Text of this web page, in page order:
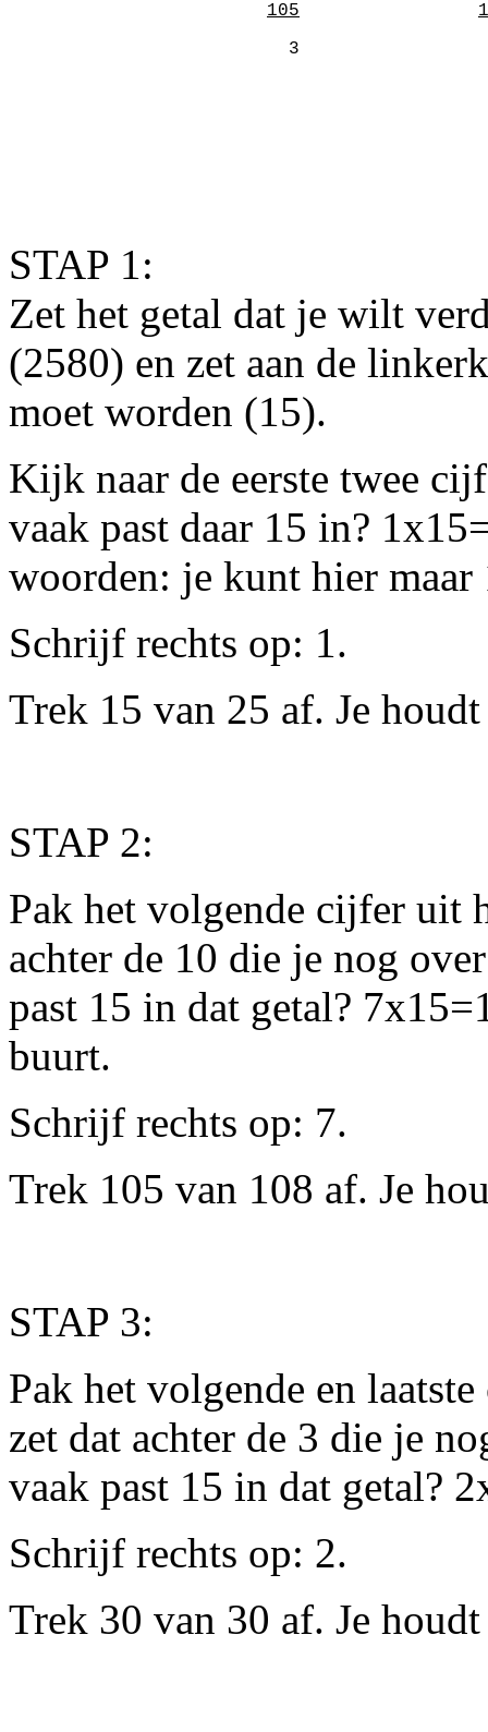
105
3
STAP 1:
Zet het getal dat je wilt
(2580) en zet aan de
moet worden (15).
Kijk naar de eerste twee
vaak past daar 15 in?
woorden: je kunt hier
Schrijf rechts op: 1.
Trek 15 van 25 af. Je
STAP 2:
Pak het volgende cijfer uit
achter de 10 die je nog
past 15 in dat getal?
buurt.
Schrijf rechts op: 7.
Trek 105 van 108 af. Je
STAP 3:
Pak het volgende en
zet dat achter de 3 die je
vaak past 15 in dat getal?
Schrijf rechts op: 2.
Trek 30 van 30 af. Je